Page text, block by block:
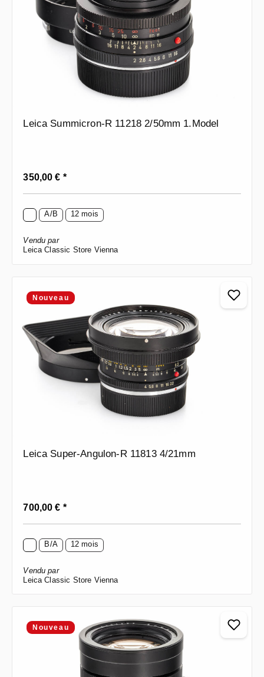
Leica Summicron-R 11218 2/50mm 1.Model
Prix régulier :
350,00 € *
A/B 12 mois
Vendu par
Leica Classic Store Vienna
Nouveau
Leica Super-Angulon-R 11813 4/21mm
Prix régulier :
700,00 € *
B/A 12 mois
Vendu par
Leica Classic Store Vienna
Nouveau